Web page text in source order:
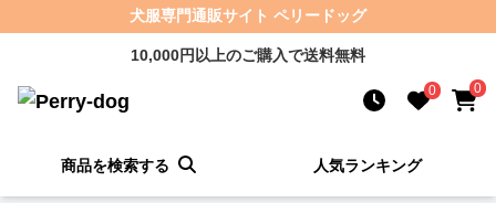
犬服専門通販サイト ペリードッグ
10,000円以上のご購入で送料無料
0 0
商品を検索する 人気ランキング